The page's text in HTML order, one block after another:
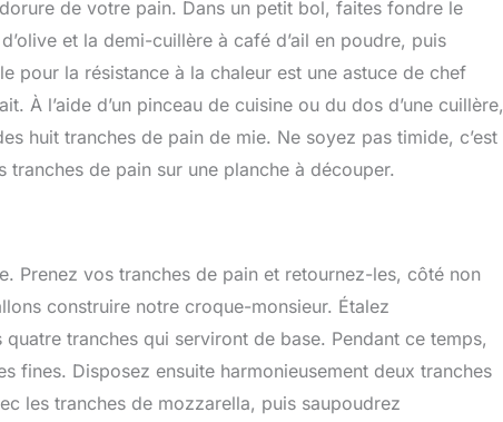
de votre pain. Dans un petit bol, faites fondre le
et la demi-cuillère à café d’ail en poudre, puis
pour la résistance à la chaleur est une astuce de chef
l’aide d’un pinceau de cuisine ou du dos d’une cuillère,
huit tranches de pain de mie. Ne soyez pas timide, c’est
de pain sur une planche à découper.
Prenez vos tranches de pain et retournez-les, côté non
construire notre croque-monsieur. Étalez
tranches qui serviront de base. Pendant ce temps,
fines. Disposez ensuite harmonieusement deux tranches
les tranches de mozzarella, puis saupoudrez